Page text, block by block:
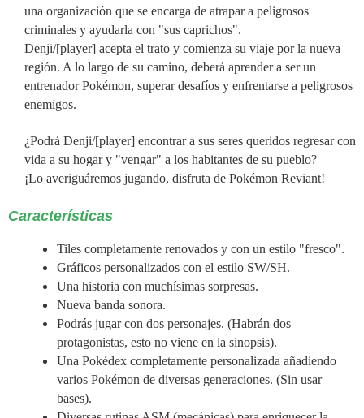
una organización que se encarga de atrapar a peligrosos
criminales y ayudarla con "sus caprichos".
Denji/[player] acepta el trato y comienza su viaje por la nueva
región. A lo largo de su camino, deberá aprender a ser un
entrenador Pokémon, superar desafíos y enfrentarse a peligrosos
enemigos.
¿Podrá Denji/[player] encontrar a sus seres queridos regresar con
vida a su hogar y "vengar" a los habitantes de su pueblo?
¡Lo averiguáremos jugando, disfruta de Pokémon Reviant!
Características
Tiles completamente renovados y con un estilo "fresco".
Gráficos personalizados con el estilo SW/SH.
Una historia con muchísimas sorpresas.
Nueva banda sonora.
Podrás jugar con dos personajes. (Habrán dos
protagonistas, esto no viene en la sinopsis).
Una Pokédex completamente personalizada añadiendo
varios Pokémon de diversas generaciones. (Sin usar
bases).